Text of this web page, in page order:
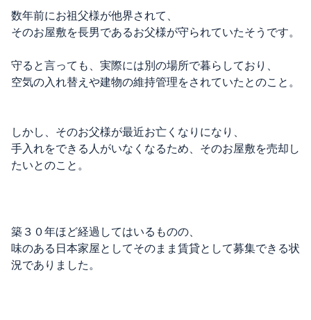
数年前にお祖父様が他界されて、
そのお屋敷を長男であるお父様が守られていたそうです。
守ると言っても、実際には別の場所で暮らしており、
空気の入れ替えや建物の維持管理をされていたとのこと。
しかし、そのお父様が最近お亡くなりになり、
手入れをできる人がいなくなるため、そのお屋敷を売却し
たいとのこと。
築３０年ほど経過してはいるものの、
味のある日本家屋としてそのまま賃貸として募集できる状
況でありました。